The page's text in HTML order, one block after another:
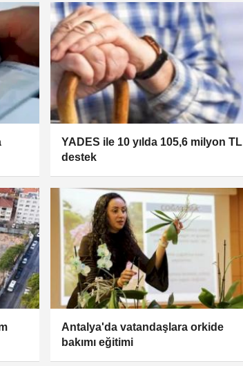
YADES ile 10 yılda 105,6 milyon TL
destek
Antalya'da vatandaşlara orkide
bakımı eğitimi